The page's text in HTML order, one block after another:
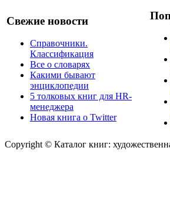
Свежие новости
Справочники.
Классификация
Все о словарях
Какими бывают
энциклопедии
5 толковых книг для HR-
менеджера
Новая книга о Twitter
Copyright © Каталог книг: